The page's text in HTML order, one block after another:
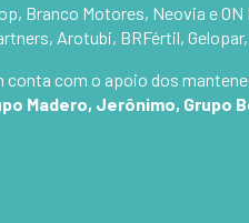
Branco Motores, Neovia e ON
Arotubi, BRFértil,
conta com o apoio dos
Madero, Jerônimo, Grupo